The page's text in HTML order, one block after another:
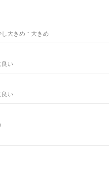
し大きめ 大きめ
良い
良い